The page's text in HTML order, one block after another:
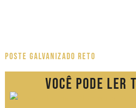
Poste Galvanizado Reto
Você pode ler